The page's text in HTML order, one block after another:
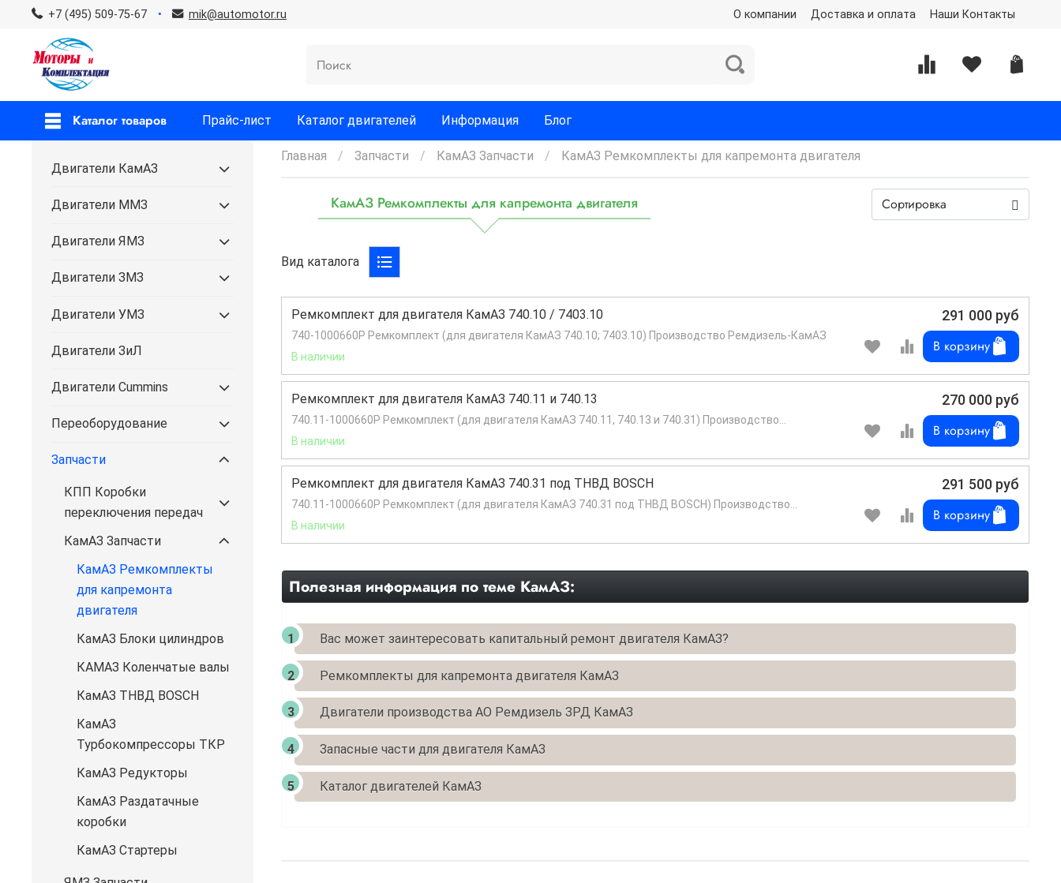
О компании Доставка и оплата Наши Контакты
+7 (495) 509-75-67 mik@automotor.ru
Каталог товаров Прайс-лист Каталог двигателей Информация Блог
Главная Запчасти КамАЗ Запчасти КамАЗ Ремкомплекты для капремонта двигателя
КамАЗ Ремкомплекты для капремонта двигателя
Вид каталога
Ремкомплект для двигателя КамАЗ 740.10 / 7403.10
740-1000660Р Ремкомплект (для двигателя КамАЗ 740.10; 7403.10) Производство Ремдизель-КамАЗ
В наличии
291 000 руб
В корзину
Ремкомплект для двигателя КамАЗ 740.11 и 740.13
740.11-1000660Р Ремкомплект (для двигателя КамАЗ 740.11, 740.13 и 740.31) Производство...
В наличии
270 000 руб
В корзину
Ремкомплект для двигателя КамАЗ 740.31 под ТНВД BOSCH
740.11-1000660Р Ремкомплект (для двигателя КамАЗ 740.31 под ТНВД BOSCH) Производство...
В наличии
291 500 руб
В корзину
Полезная информация по теме КамАЗ:
Вас может заинтересовать капитальный ремонт двигателя КамАЗ?
Ремкомплекты для капремонта двигателя КамАЗ
Двигатели производства АО Ремдизель ЗРД КамАЗ
Запасные части для двигателя КамАЗ
Каталог двигателей КамАЗ
Двигатели КамАЗ
Двигатели ММЗ
Двигатели ЯМЗ
Двигатели ЗМЗ
Двигатели УМЗ
Двигатели ЗиЛ
Двигатели Cummins
Переоборудование
Запчасти
КПП Коробки
переключения передач
КамАЗ Запчасти
КамАЗ Ремкомплекты
для капремонта
двигателя
КамАЗ Блоки цилиндров
КАМАЗ Коленчатые валы
КамАЗ ТНВД BOSCH
КамАЗ
Турбокомпрессоры ТКР
КамАЗ Редукторы
КамАЗ Раздатачные
коробки
КамАЗ Стартеры